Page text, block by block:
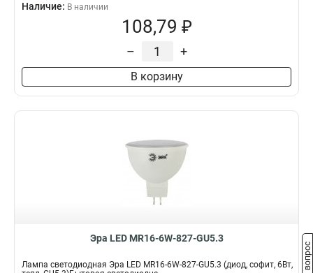
Наличие: В наличии
108,79 ₽
– +
В корзину
Эра LED MR16-6W-827-GU5.3
Лампа светодиодная Эра LED MR16-6W-827-GU5.3 (диод, софит, 6Вт,